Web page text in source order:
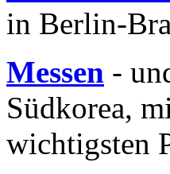
in Berlin-
Messen -
Südkorea,
wichtigsten